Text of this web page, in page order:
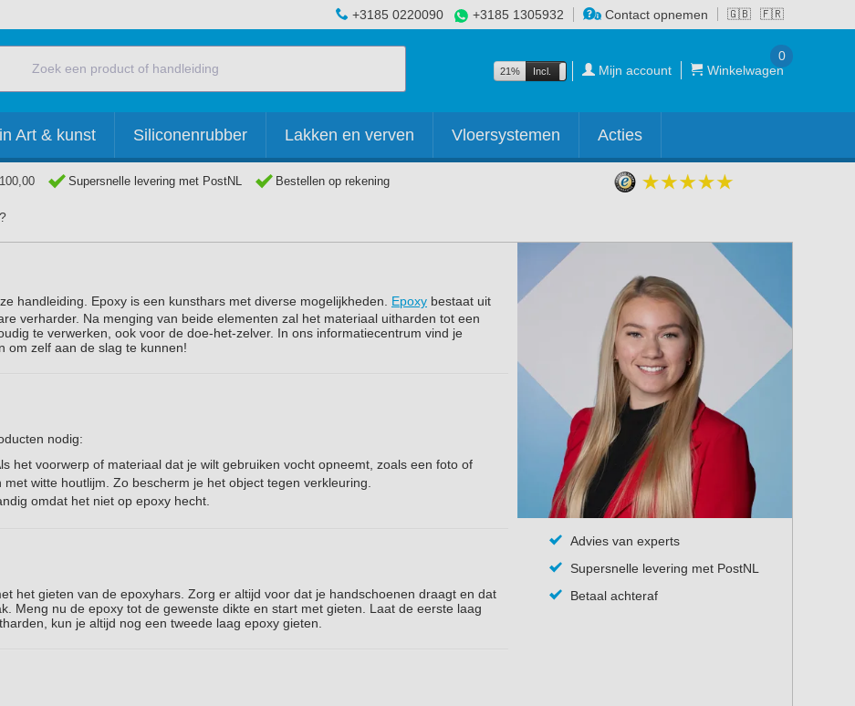
🇬🇧 🇫🇷
+3185 0220090 +3185 1305932 Contact opnemen
21% Incl. Excl. Mijn account Winkelwagen
0
Art & kunst Siliconenrubber Lakken en verven Vloersystemen Acties
Supersnelle levering met PostNL Bestellen op rekening
handleiding. Epoxy is een kunsthars met diverse mogelijkheden. Epoxy bestaat uit
verharder. Na menging van beide elementen zal het materiaal uitharden tot een
te verwerken, ook voor de doe-het-zelver. In ons informatiecentrum vind je
om zelf aan de slag te kunnen!
nodig:
het voorwerp of materiaal dat je wilt gebruiken vocht opneemt, zoals een foto of
witte houtlijm. Zo bescherm je het object tegen verkleuring.
omdat het niet op epoxy hecht.
het gieten van de epoxyhars. Zorg er altijd voor dat je handschoenen draagt en dat
Meng nu de epoxy tot de gewenste dikte en start met gieten. Laat de eerste laag
kun je altijd nog een tweede laag epoxy gieten.
Advies van experts
Supersnelle levering met PostNL
Betaal achteraf